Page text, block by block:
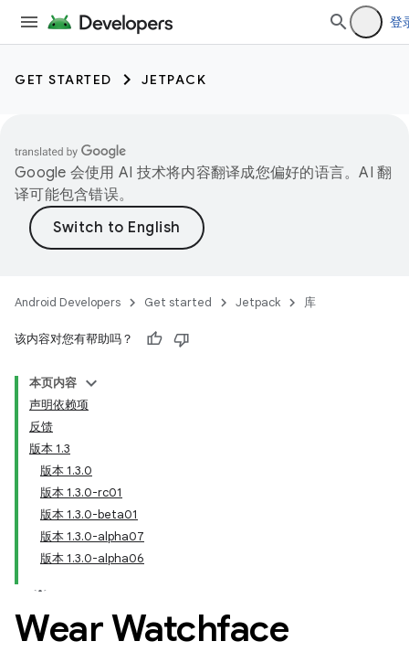
登
GET STARTED JETPACK
Google 会使用 AI 技术将内容翻译成您偏好的语言。AI 翻
译可能包含错误。
Android Developers Get started Jetpack 库
该内容对您有帮助吗？
本页内容
声明依赖项
反馈
版本 1.3
版本 1.3.0
版本 1.3.0-rc01
版本 1.3.0-beta01
版本 1.3.0-alpha07
版本 1.3.0-alpha06
Wear Watchface